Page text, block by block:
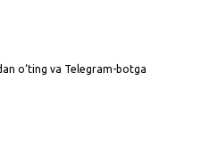
o‘ting va Telegram-botga